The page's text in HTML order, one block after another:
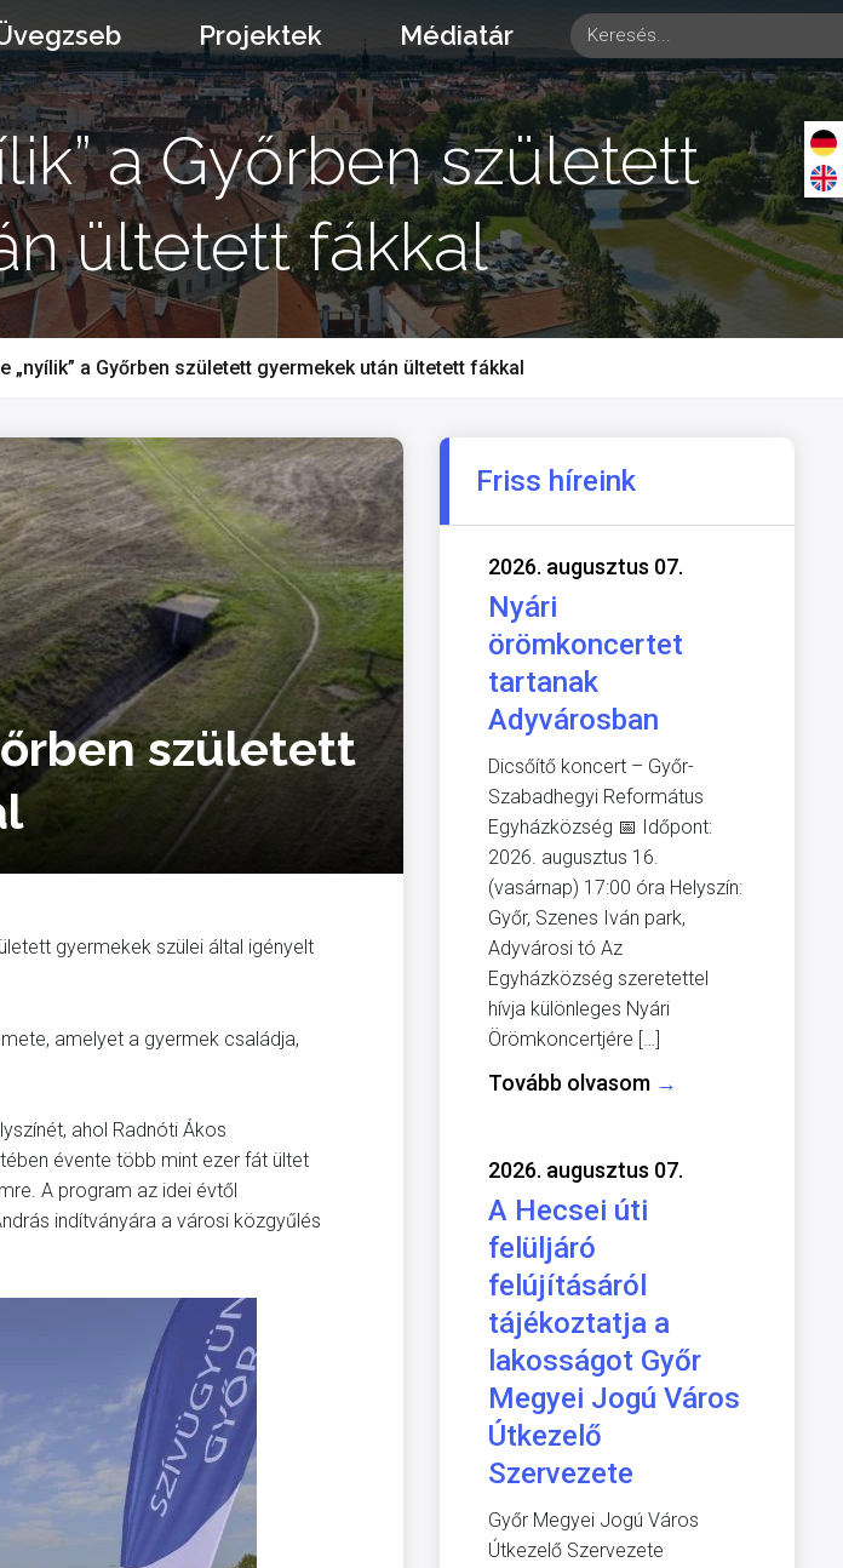
Projektek Médiatár
a Győrben született
ültetett fákkal
„nyílik” a Győrben született gyermekek után ültetett fákkal
született
gyermekek szülei által igényelt
amelyet a gyermek családja,
ahol Radnóti Ákos
évente több mint ezer fát ültet
A program az idei évtől
indítványára a városi közgyűlés
Friss híreink
2026. augusztus 07.
Nyári
örömkoncertet
tartanak
Adyvárosban
Dicsőítő koncert – Győr-
Szabadhegyi Református
Egyházközség 📅 Időpont:
2026. augusztus 16.
(vasárnap) 17:00 óra Helyszín:
Győr, Szenes Iván park,
Adyvárosi tó Az
Egyházközség szeretettel
hívja különleges Nyári
Örömkoncertjére […]
Tovább olvasom →
2026. augusztus 07.
A Hecsei úti
felüljáró
felújításáról
tájékoztatja a
lakosságot Győr
Megyei Jogú Város
Útkezelő
Szervezete
Győr Megyei Jogú Város
Útkezelő Szervezete